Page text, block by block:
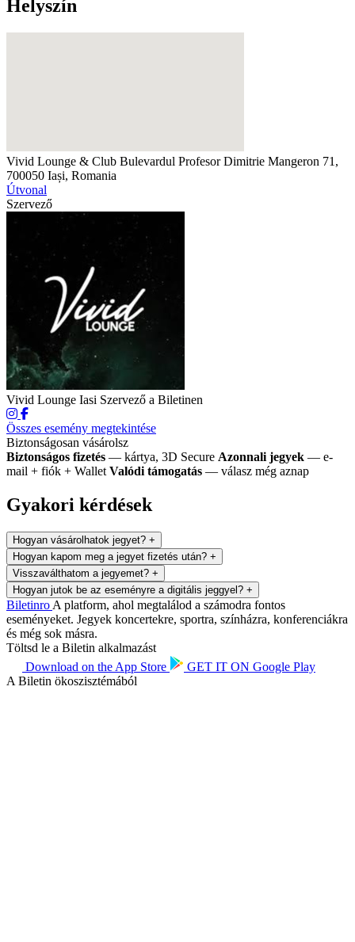
Helyszín
Vivid Lounge & Club Bulevardul Profesor Dimitrie Mangeron 71,
700050 Iași, Romania
Útvonal
Szervező
Vivid Lounge Iasi Szervező a Biletinen
Összes esemény megtekintése
Biztonságosan vásárolsz
Biztonságos fizetés — kártya, 3D Secure Azonnali jegyek — e-
mail + fiók + Wallet Valódi támogatás — válasz még aznap
Gyakori kérdések
Hogyan vásárolhatok jegyet? +
Hogyan kapom meg a jegyet fizetés után? +
Visszaválthatom a jegyemet? +
Hogyan jutok be az eseményre a digitális jeggyel? +
Biletinro A platform, ahol megtalálod a számodra fontos
eseményeket. Jegyek koncertekre, sportra, színházra, konferenciákra
és még sok másra.
Töltsd le a Biletin alkalmazást
Download on the App Store GET IT ON Google Play
A Biletin ökoszisztémából